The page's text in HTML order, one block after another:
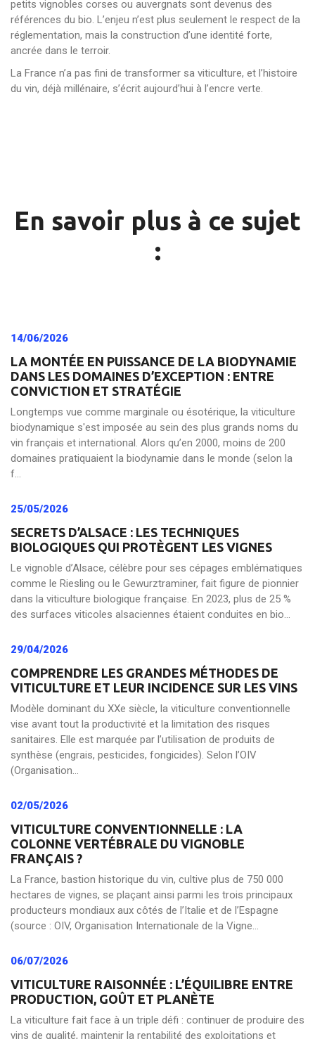
petits vignobles corses ou auvergnats sont devenus des
références du bio. L’enjeu n’est plus seulement le respect de la
réglementation, mais la construction d’une identité forte,
ancrée dans le terroir.
La France n’a pas fini de transformer sa viticulture, et l’histoire
du vin, déjà millénaire, s’écrit aujourd’hui à l’encre verte.
En savoir plus à ce sujet
:
14/06/2026
LA MONTÉE EN PUISSANCE DE LA BIODYNAMIE
DANS LES DOMAINES D’EXCEPTION : ENTRE
CONVICTION ET STRATÉGIE
Longtemps vue comme marginale ou ésotérique, la viticulture
biodynamique s'est imposée au sein des plus grands noms du
vin français et international. Alors qu’en 2000, moins de 200
domaines pratiquaient la biodynamie dans le monde (selon la
f...
25/05/2026
SECRETS D’ALSACE : LES TECHNIQUES
BIOLOGIQUES QUI PROTÈGENT LES VIGNES
Le vignoble d’Alsace, célèbre pour ses cépages emblématiques
comme le Riesling ou le Gewurztraminer, fait figure de pionnier
dans la viticulture biologique française. En 2023, plus de 25 %
des surfaces viticoles alsaciennes étaient conduites en bio...
29/04/2026
COMPRENDRE LES GRANDES MÉTHODES DE
VITICULTURE ET LEUR INCIDENCE SUR LES VINS
Modèle dominant du XXe siècle, la viticulture conventionnelle
vise avant tout la productivité et la limitation des risques
sanitaires. Elle est marquée par l’utilisation de produits de
synthèse (engrais, pesticides, fongicides). Selon l’OIV
(Organisation...
02/05/2026
VITICULTURE CONVENTIONNELLE : LA
COLONNE VERTÉBRALE DU VIGNOBLE
FRANÇAIS ?
La France, bastion historique du vin, cultive plus de 750 000
hectares de vignes, se plaçant ainsi parmi les trois principaux
producteurs mondiaux aux côtés de l’Italie et de l’Espagne
(source : OIV, Organisation Internationale de la Vigne...
06/07/2026
VITICULTURE RAISONNÉE : L’ÉQUILIBRE ENTRE
PRODUCTION, GOÛT ET PLANÈTE
La viticulture fait face à un triple défi : continuer de produire des
vins de qualité, maintenir la rentabilité des exploitations et